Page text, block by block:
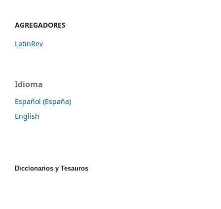
AGREGADORES
LatinRev
Idioma
Español (España)
English
Diccionarios y Tesauros